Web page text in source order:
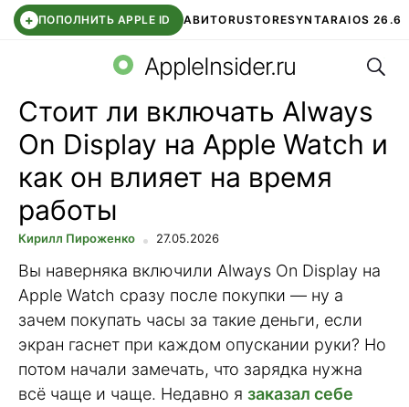
+ ПОПОЛНИТЬ APPLE ID АВИТОRUSTORESYNTARAIOS 26.6
СБЕР КИДС ЧАТ ROBLOXВТБ ОНЛАЙН
AppleInsider.ru
Стоит ли включать Always
On Display на Apple Watch и
как он влияет на время
работы
Кирилл Пироженко 27.05.2026
Вы наверняка включили Always On Display на
Apple Watch сразу после покупки — ну а
зачем покупать часы за такие деньги, если
экран гаснет при каждом опускании руки? Но
потом начали замечать, что зарядка нужна
всё чаще и чаще. Недавно я заказал себе